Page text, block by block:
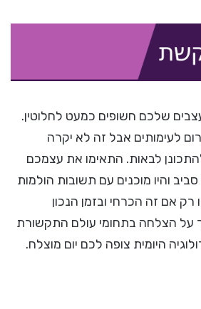
שלכם חשופים כמעט לחלוטין.
לעימותים אבל זה לא יקרה
לבאות. התאימו את עצמכם
והיו מוכנים עם תשובות הולמות
רק אם זה הכרחי ובזמן הנכון
על הצלחה בתחומי עולם התקשורת
היומית צופה לכם יום מוצלח.